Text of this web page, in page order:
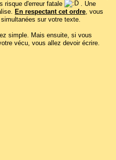
risque d'erreur fatale
. Une
En respectant cet ordre, vous
sur votre texte.
simple. Mais ensuite, si vous
vécu, vous allez devoir écrire.